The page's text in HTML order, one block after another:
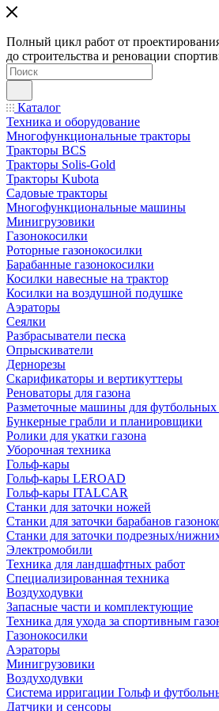
Полный цикл работ от
до строительства и реновации
Каталог
Техника и оборудование
Многофункциональные тракторы
Тракторы BCS
Тракторы Solis-Gold
Тракторы Kubota
Садовые тракторы
Многофункциональные машины
Минигрузовики
Газонокосилки
Роторные газонокосилки
Барабанные газонокосилки
Косилки навесные на трактор
Косилки на воздушной подушке
Аэраторы
Сеялки
Разбрасыватели песка
Опрыскиватели
Дернорезы
Скарификаторы и вертикуттеры
Реноваторы для газона
Разметочные машины для футбольных
Бункерные грабли и планировщики
Ролики для укатки газона
Уборочная техника
Гольф-кары
Гольф-кары LEROAD
Гольф-кары ITALCAR
Станки для заточки ножей
Станки для заточки барабанов
Станки для заточки подрезных/
Электромобили
Техника для ландшафтных работ
Специализированная техника
Воздуходувки
Запасные части и комплектующие
Техника для ухода за спортивным
Газонокосилки
Аэраторы
Минигрузовики
Воздуходувки
Система ирригации Гольф и
Датчики и сенсоры